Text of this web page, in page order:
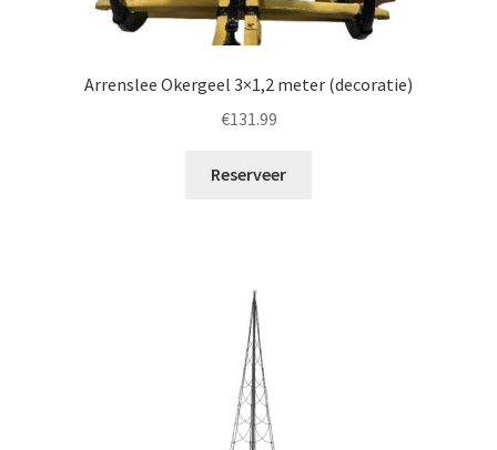
Arrenslee Okergeel 3×1,2 meter (decoratie)
€131.99
Reserveer